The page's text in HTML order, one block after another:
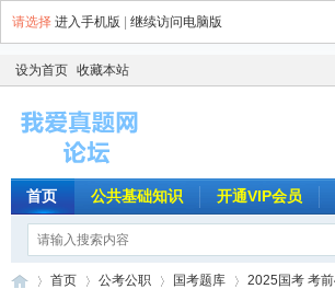
请选择 进入手机版 继续访问电脑版
设为首页 收藏本站
首页 公共基础知识 开通VIP会员
首页 公考公职 国考题库 2025国考 考